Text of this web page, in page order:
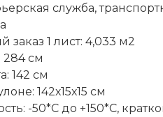
служба,
1 лист: 4,033 м2
284 см
142 см
142х15х15 см
-50*С до +150*С,